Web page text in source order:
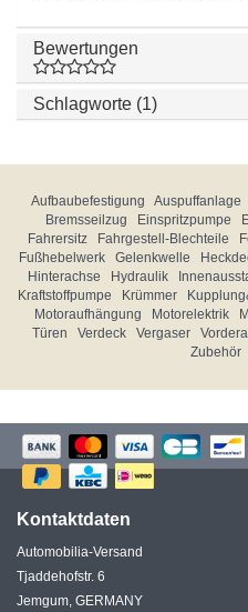
Bewertungen
Schlagworte (1)
Aufbaubefestigung Auspuffanlage
Bremsseilzug
Einspritzpumpe
Fahrersitz
Fahrgestell-Blechteile
Fußhebelwerk
Gelenkwelle
Hinterachse
Hydraulik
Kraftstoffpumpe
Krümmer
Motoraufhängung
Motorelektrik
Türen
Verdeck Vergaser
Zubehör
Kontaktdaten
Automobilia-Versand
Tjaddehofstr. 6
Jemgum, GERMANY